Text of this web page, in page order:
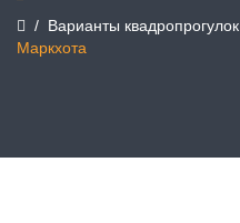
/ Варианты квадропрогулок
Маркхота